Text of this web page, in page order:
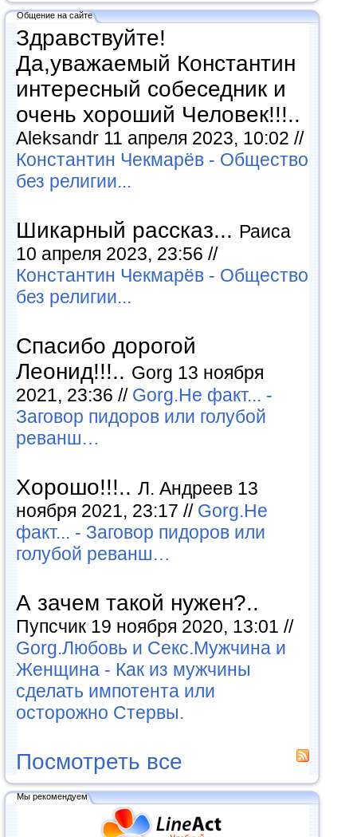
Общение на сайте
Здравствуйте!
Да,уважаемый Константин
интересный собеседник и
очень хороший Человек!!!..
Aleksandr 11 апреля 2023, 10:02 //
Константин Чекмарёв - Общество
без религии...
Шикарный рассказ... Раиса
10 апреля 2023, 23:56 //
Константин Чекмарёв - Общество
без религии...
Спасибо дорогой
Леонид!!!.. Gorg 13 ноября
2021, 23:36 // Gorg.Не факт... -
Заговор пидоров или голубой
реванш…
Хорошо!!!.. Л. Андреев 13
ноября 2021, 23:17 // Gorg.Не
факт... - Заговор пидоров или
голубой реванш…
А зачем такой нужен?..
Пупсчик 19 ноября 2020, 13:01 //
Gorg.Любовь и Секс.Мужчина и
Женщина - Как из мужчины
сделать импотента или
осторожно Стервы.
Посмотреть все
Мы рекомендуем